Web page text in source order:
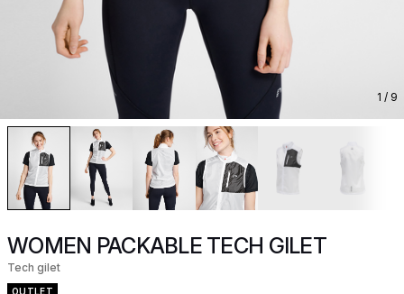
1 / 9
WOMEN PACKABLE TECH GILET
Tech gilet
OUTLET